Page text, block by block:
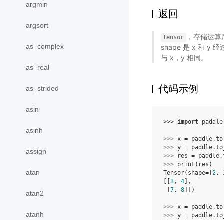
argmin
argsort
as_complex
as_real
as_strided
asin
asinh
assign
atan
atan2
atanh
返回
Tensor
，存储运
shape 是 x 和 y 经
与 x，y 相同。
代码示例
>>> import paddle
>>> x = paddle.
>>> y = paddle.
>>>
res = paddle.
>>> print ( res )
Tensor(shape=[ 2,
3, 4 ],
7, 8 ]])
>>> x = paddle.
>>> y = paddle.